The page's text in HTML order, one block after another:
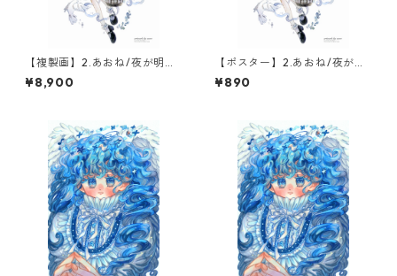
【複製画】2.あおね/夜が明け
るまで(1点限定)
¥8,900
【ポスター】2.あおね/夜が明
けるまで
¥890